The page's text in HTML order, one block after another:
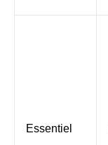
Essentiel